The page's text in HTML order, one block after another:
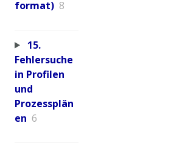
format) 8
15.
Fehlersuche
in Profilen
und
Prozessplän
en 6